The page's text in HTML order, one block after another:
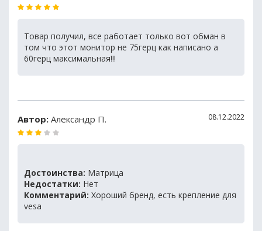
Товар получил, все работает только вот обман в
том что этот монитор не 75герц как написано а
60герц максимальная!!!
Автор: Александр П. 08.12.2022
Достоинства: Матрица
Недостатки: Нет
Комментарий: Хороший бренд, есть крепление для
vesa